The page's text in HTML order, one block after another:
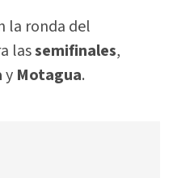
la ronda del
lassemifinales,
y Motagua.